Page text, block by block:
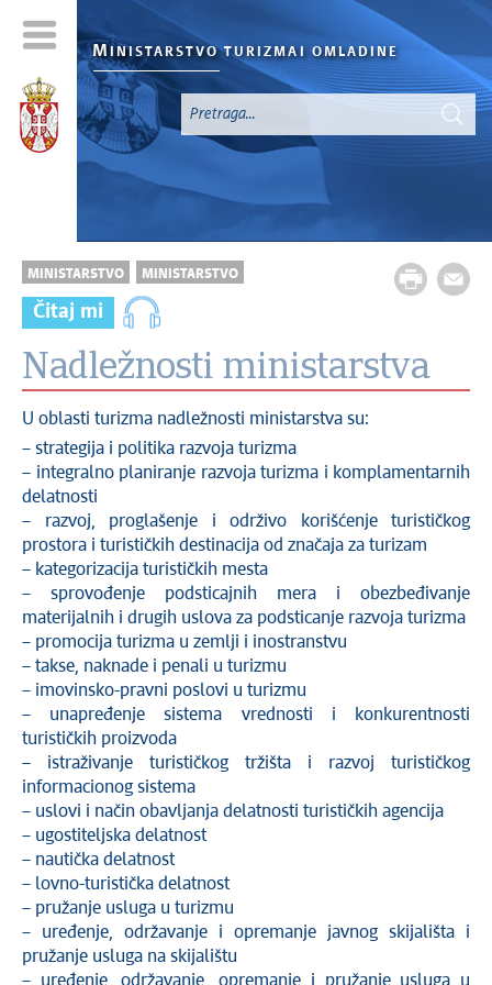
M INISTARSTVO TURIZMA I OMLADINE
MINISTARSTVO MINISTARSTVO
Čitaj mi
Nadležnosti ministarstva
U oblasti turizma nadležnosti ministarstva su:
– strategija i politika razvoja turizma
– integralno planiranje razvoja turizma i komplamentarnih
delatnosti
– razvoj, proglašenje i održivo korišćenje turističkog
prostora i turističkih destinacija od značaja za turizam
– kategorizacija turističkih mesta
– sprovođenje podsticajnih mera i obezbeđivanje
materijalnih i drugih uslova za podsticanje razvoja turizma
– promocija turizma u zemlji i inostranstvu
– takse, naknade i penali u turizmu
– imovinsko-pravni poslovi u turizmu
– unapređenje sistema vrednosti i konkurentnosti
turističkih proizvoda
– istraživanje turističkog tržišta i razvoj turističkog
informacionog sistema
– uslovi i način obavljanja delatnosti turističkih agencija
– ugostiteljska delatnost
– nautička delatnost
– lovno-turistička delatnost
– pružanje usluga u turizmu
– uređenje, održavanje i opremanje javnog skijališta i
pružanje usluga na skijalištu
– uređenje, održavanje, opremanje i pružanje usluga u